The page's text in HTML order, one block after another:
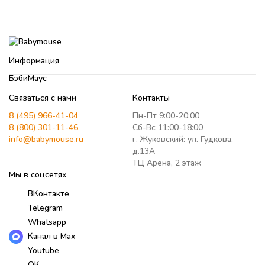
Информация
БэбиМаус
Связаться с нами
8 (495) 966-41-04
8 (800) 301-11-46
info@babymouse.ru
Контакты
Пн-Пт 9:00-20:00
Сб-Вс 11:00-18:00
г. Жуковский: ул. Гудкова,
д.13А
ТЦ Арена, 2 этаж
Мы в соцсетях
ВКонтакте
Telegram
Whatsapp
Канал в Max
Youtube